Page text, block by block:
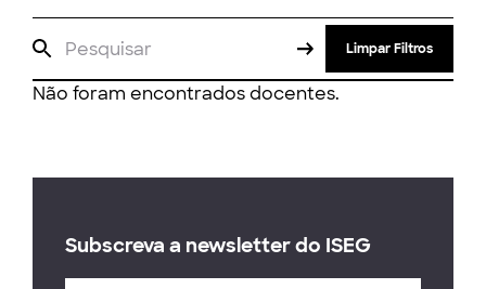
Limpar Filtros
Não foram encontrados docentes.
Subscreva a newsletter do ISEG